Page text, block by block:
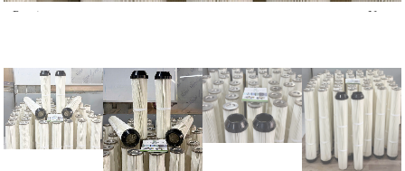
Previous Next